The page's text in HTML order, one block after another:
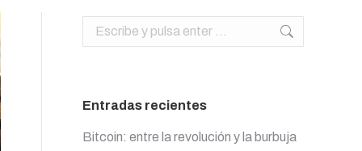
Buscar:
Entradas recientes
Bitcoin: entre la revolución y la burbuja